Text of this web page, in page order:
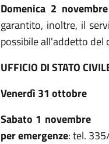
Domenica 2 novembre
garantito, inoltre, il
possibile all'addetto del
UFFICIO DI STATO
Venerdì 31 ottobre
Sabato 1 novembre
per emergenze: tel.